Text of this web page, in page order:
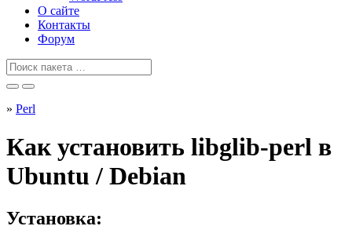
О сайте
Контакты
Форум
Поиск
для
» Perl
Как установить libglib-perl в
Ubuntu / Debian
Установка: